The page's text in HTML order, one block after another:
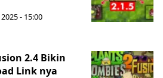
- 15:00
2.4 Bikin
Link nya